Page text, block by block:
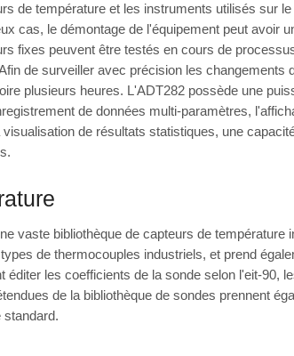
de température et les instruments utilisés sur
cas, le démontage de l'équipement peut avoir
fixes peuvent être testés en cours de
de surveiller avec précision les
plusieurs heures. L'ADT282 possède une
de données multi-paramètres,
visualisation de résultats statistiques, une
vaste bibliothèque de capteurs de
de thermocouples industriels, et prend
éditer les coefficients de la sonde selon l'eit-90,
de la bibliothèque de sondes prennent
standard.